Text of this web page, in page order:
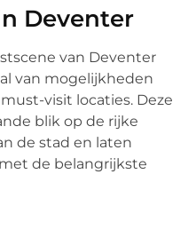
Deventer
van Deventer
van mogelijkheden
visit locaties. Deze
blik op de rijke
de stad en laten
de belangrijkste